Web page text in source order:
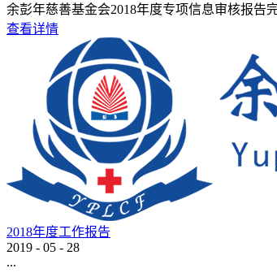
余彭年慈善基金会2018年度专项信息审核报告
查看详情
2018年度工作报告
2019 - 05 - 28
...